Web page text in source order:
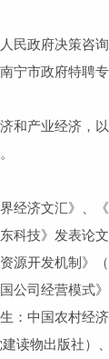
民政府决策咨
宁市政府特聘专
和产业经济，
经济文汇》、
科技》发表论
源开发机制》
公司经营模式
：中国农村经
建读物出版社）